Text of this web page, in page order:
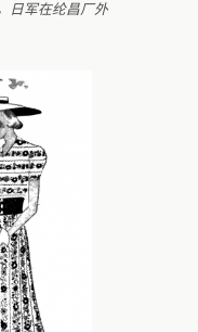
日军在纶昌厂外